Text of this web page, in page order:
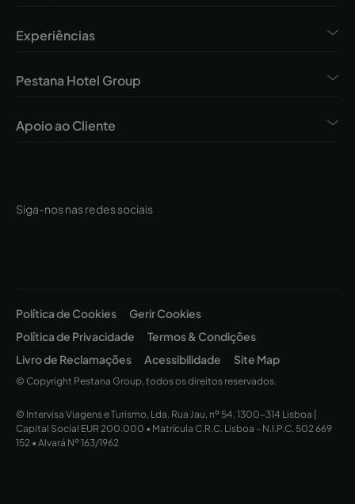
Siga-nos nas redes sociais
Experiências
Pestana Hotel Group
Apoio ao Cliente
Política de Cookies
Gerir Cookies
Política de Privacidade
Termos & Condições
Livro de Reclamações
Acessibilidade Site Map
© Copyright Pestana Group, todos os direitos reservados.
© Intervisa Viagens e Turismo, Lda. Rua Jau, nº 54, 1300-314 Lisboa |
Capital Social EUR 200.000 • Matrícula C.R.C. Lisboa - N.I.P.C. 502 669
152 • Alvará Nº 163/1962